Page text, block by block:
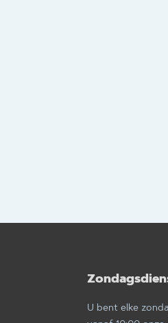
U bent elke